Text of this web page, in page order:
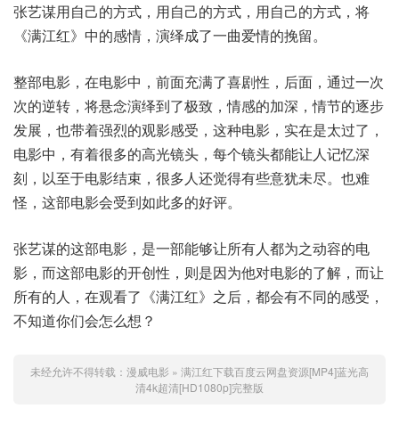
张艺谋用自己的方式，用自己的方式，用自己的方式，将
《满江红》中的感情，演绎成了一曲爱情的挽留。
整部电影，在电影中，前面充满了喜剧性，后面，通过一次
次的逆转，将悬念演绎到了极致，情感的加深，情节的逐步
发展，也带着强烈的观影感受，这种电影，实在是太过了，
电影中，有着很多的高光镜头，每个镜头都能让人记忆深
刻，以至于电影结束，很多人还觉得有些意犹未尽。也难
怪，这部电影会受到如此多的好评。
张艺谋的这部电影，是一部能够让所有人都为之动容的电
影，而这部电影的开创性，则是因为他对电影的了解，而让
所有的人，在观看了《满江红》之后，都会有不同的感受，
不知道你们会怎么想？
未经允许不得转载： 漫威电影 » 满江红下载百度云网盘资源[MP4]蓝光高
清4k超清[HD1080p]完整版